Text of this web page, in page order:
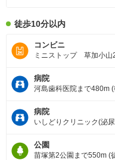
徒歩10分以内
コンビニ
ミニストップ 草加小山
病院
河島歯科医院まで480m
病院
いしどりクリニック(泌
公園
苗塚第2公園まで550m (